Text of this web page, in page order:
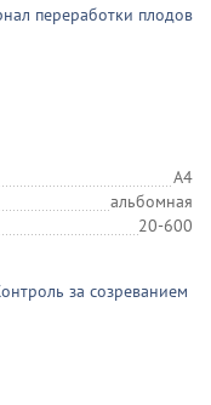
переработки плодов
А4
альбомная
20-600
за созреванием